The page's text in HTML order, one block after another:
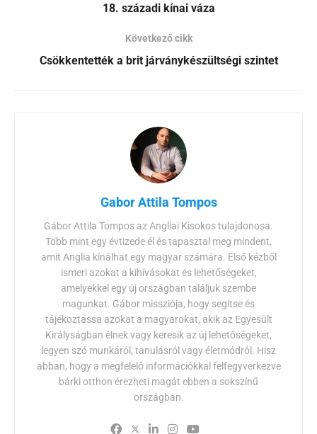
18. századi kínai váza
Következő cikk
Csökkentették a brit járványkészültségi szintet
Gabor Attila Tompos
Gábor Attila Tompos az Angliai Kisokos tulajdonosa.
Több mint egy évtizede él és tapasztal meg mindent,
amit Anglia kínálhat egy magyar számára. Első kézből
ismeri azokat a kihívásokat és lehetőségeket,
amelyekkel egy új országban találjuk szembe
magunkat. Gábor missziója, hogy segítse és
tájékoztassa azokat a magyarokat, akik az Egyesült
Királyságban élnek vagy keresik az új lehetőségeket,
legyen szó munkáról, tanulásról vagy életmódról. Hisz
abban, hogy a megfelelő információkkal felfegyverkezve
bárki otthon érezheti magát ebben a sokszínű
országban.